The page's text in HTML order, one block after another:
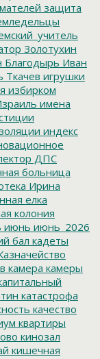
защита
Золотухин
Благодырь Иван
Ткачев игрушки
избирком
имена
индекс
ДПС
больница
Ирина
елка
колония
июнь июнь_2026
бал кадеты
камера камеры
катастрофа
качество
квартиры
кинозал
кишечная